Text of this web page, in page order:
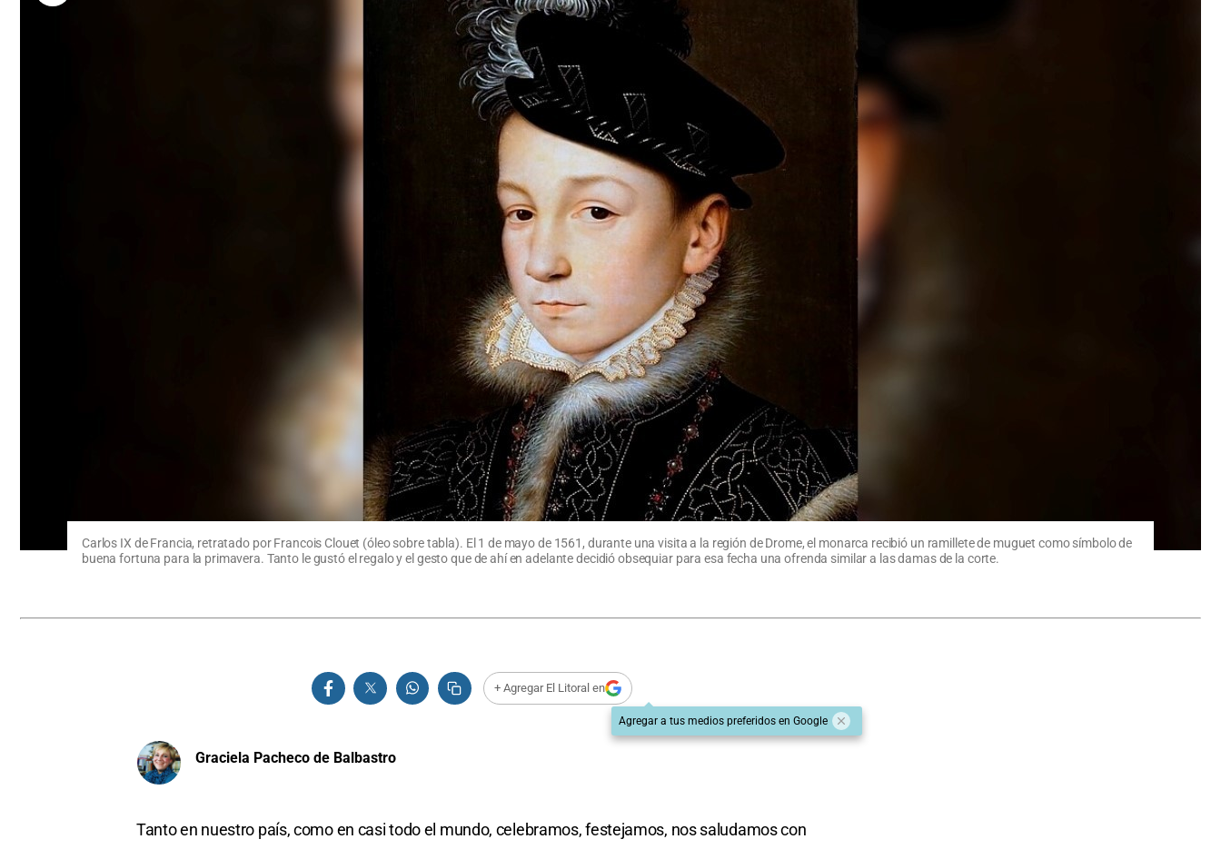
Carlos IX de Francia, retratado por Francois Clouet (óleo sobre tabla). El 1 de mayo de 1561, durante una visita a la región de Drome, el monarca recibió un ramillete de muguet como símbolo de
buena fortuna para la primavera. Tanto le gustó el regalo y el gesto que de ahí en adelante decidió obsequiar para esa fecha una ofrenda similar a las damas de la corte.
+ Agregar El Litoral en
Agregar a tus medios preferidos en Google
Graciela Pacheco de Balbastro
Tanto en nuestro país, como en casi todo el mundo, celebramos, festejamos, nos saludamos con